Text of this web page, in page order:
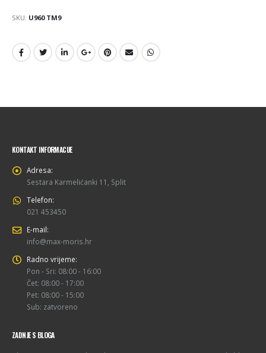
SKU: U960 TM9
KONTAKT INFORMACIJE
Adresa:
Sestara Karmelićanki 11, Split
Telefon:
021 453450
E-mail:
info@max-moris.hr
Radno vrijeme:
Pon - Sri: 08:00 - 16:00
Čet: 08:00 - 17:00
Pet: 08:00 - 15:00
Sub: zatvoreno
ZADNJE S BLOGA